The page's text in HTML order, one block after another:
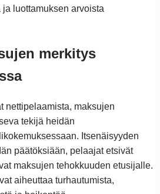
luottamuksen arvoista
merkitys
nettipelaamista, maksujen
tekijä heidän
Itsenäisyyden
päätöksiään, pelaajat etsivät
maksujen tehokkuuden etusijalle.
aiheuttaa turhautumista,